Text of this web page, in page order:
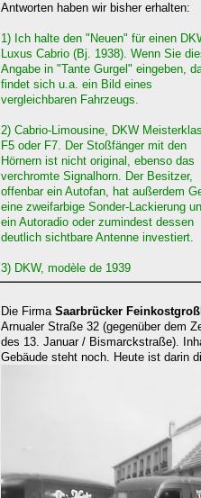
Antworten haben wir bisher erhalten:
1) Ich halte den "Neuen" für einen
Luxus Cabrio (Bj. 1938). Wenn Sie
Angabe in "Tante Gurgel" eingeben,
findet sich u.a. ein Bild eines
vergleichbaren Fahrzeugs.
2) Cabrio-Limousine, DKW
F5 oder F7. Der Stoßfänger mit den
Hörnern ist nicht original, ebenso das
verchromte Signalhorn. Der Besitzer,
offenbar ein Autofan, hat außerdem
eine zweifarbige Sonder-Lackierung
ein Autoradio oder zumindest dessen
deutlich sichtbare Antenne investiert.
3) DKW, modèle de 1939
Die Firma Saarbrücker
Arnualer Straße 32 (gegenüber dem
des 13. Januar / Bismarckstraße).
Gebäude steht noch. Heute ist darin